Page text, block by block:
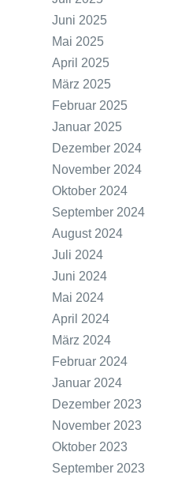
Juni 2025
Mai 2025
April 2025
März 2025
Februar 2025
Januar 2025
Dezember 2024
November 2024
Oktober 2024
September 2024
August 2024
Juli 2024
Juni 2024
Mai 2024
April 2024
März 2024
Februar 2024
Januar 2024
Dezember 2023
November 2023
Oktober 2023
September 2023